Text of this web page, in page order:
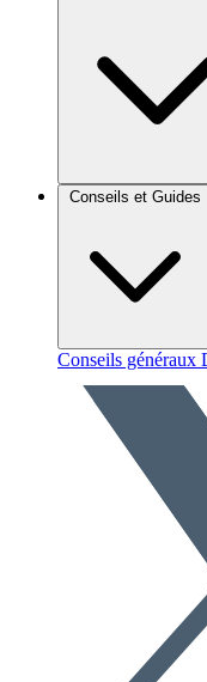
Brèves et actus
Conseils et Guides
Conseils généraux